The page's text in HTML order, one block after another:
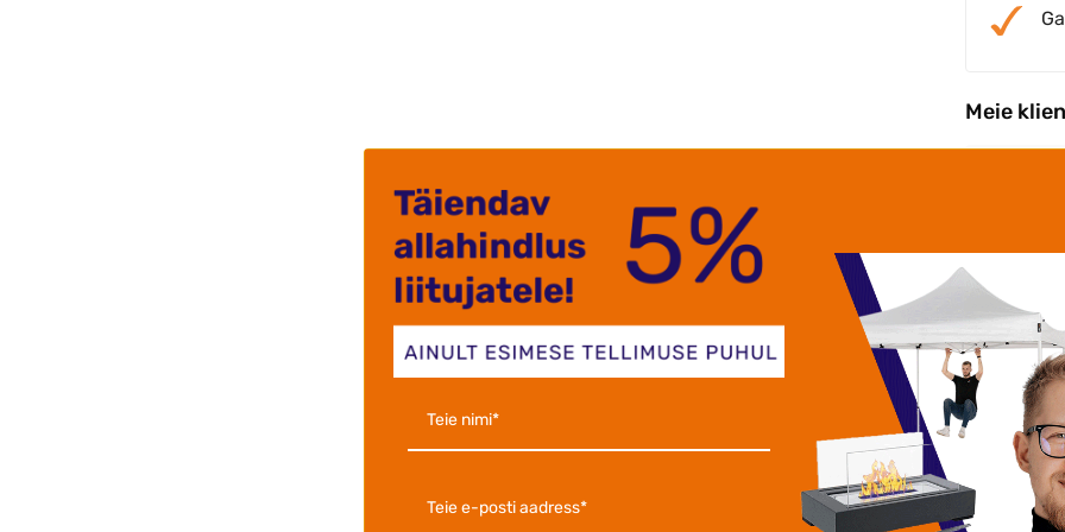
Meie
Väga kiire tarne Popup telgid kvaliteetsed.
Kuna tegelen välimüügiga aasta ringselt,
soovitan popup telke väga tugevad raamid!
Ants-kristjan S.